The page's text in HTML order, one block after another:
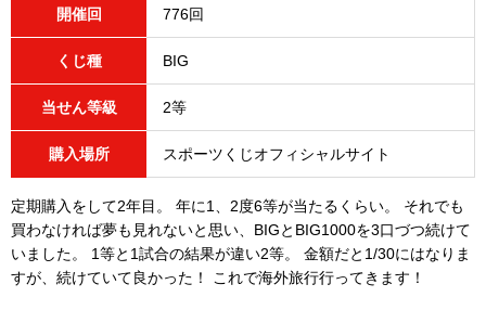
開催回 776回
くじ種 BIG
当せん等級 2等
購入場所 スポーツくじオフィシャルサイト
定期購入をして2年目。 年に1、2度6等が当たるくらい。 それでも
買わなければ夢も見れないと思い、BIGとBIG1000を3口づつ続けて
いました。 1等と1試合の結果が違い2等。 金額だと1/30にはなりま
すが、続けていて良かった！ これで海外旅行行ってきます！